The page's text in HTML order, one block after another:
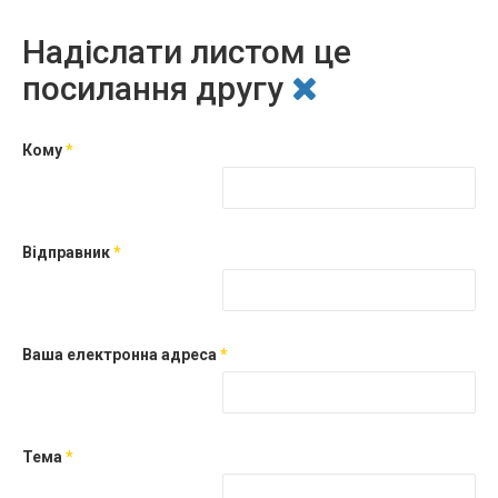
Надіслати листом це
посилання другу
Кому*
Відправник*
Ваша електронна адреса *
Тема *